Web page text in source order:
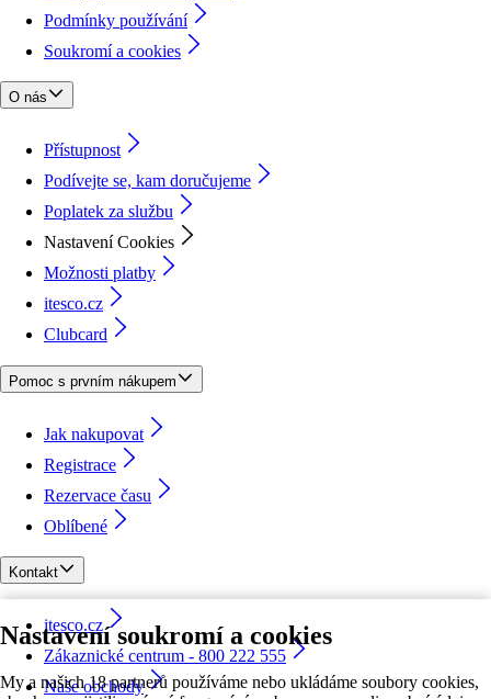
Nastavení soukromí a cookies
My a našich 18 partnerů používáme nebo ukládáme soubory cookies,
Podmínky používání
Soukromí a cookies
O nás
Přístupnost
Podívejte se, kam doručujeme
Poplatek za službu
Nastavení Cookies
Možnosti platby
itesco.cz
Clubcard
Pomoc s prvním nákupem
Jak nakupovat
Registrace
Rezervace času
Oblíbené
Kontakt
itesco.cz
Zákaznické centrum - 800 222 555
Naše obchody